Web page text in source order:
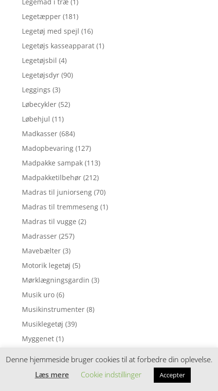
Legetæpper (181)
Legetøj med spejl (16)
Legetøjs kasseapparat (1)
Legetøjsbil (4)
Legetøjsdyr (90)
Leggings (3)
Løbecykler (52)
Løbehjul (11)
Madkasser (684)
Madopbevaring (127)
Madpakke sampak (113)
Madpakketilbehør (212)
Madras til juniorseng (70)
Madras til tremmeseng (1)
Madras til vugge (2)
Madrasser (257)
Mavebælter (3)
Motorik legetøj (5)
Mørklægningsgardin (3)
Musik uro (6)
Musikinstrumenter (8)
Musiklegetøj (39)
Myggenet (1)
Denne hjemmeside bruger cookies til at forbedre din oplevelse.
Læs mere
Cookie indstillinger Accepter